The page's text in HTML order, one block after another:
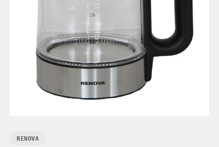
RENOVA